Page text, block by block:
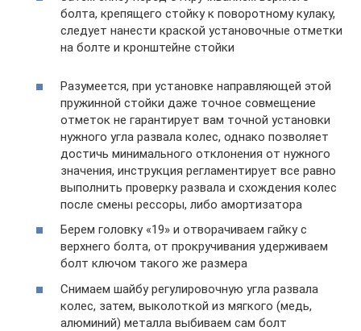
болта, крепящего стойку к поворотному кулаку,
следует нанести краской установочные отметки
на болте и кронштейне стойки
Разумеется, при установке направляющей этой
пружинной стойки даже точное совмещение
отметок не гарантирует вам точной установки
нужного угла развала колес, однако позволяет
достичь минимального отклонения от нужного
значения, инструкция регламентирует все равно
выполнить проверку развала и схождения колес
после смены рессоры, либо амортизатора
Берем головку «19» и отворачиваем гайку с
верхнего болта, от прокручивания удерживаем
болт ключом такого же размера
Снимаем шайбу регулировочную угла развала
колес, затем, выколоткой из мягкого (медь,
алюминий) металла выбиваем сам болт